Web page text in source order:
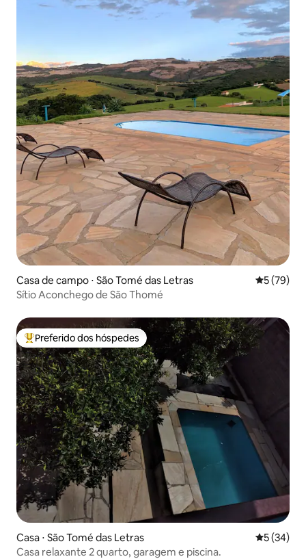
Casa de campo ⋅ São Tomé das Letras 5 de uma
5 (79)
Sítio Aconchego de São Thomé
Entre os melhores preferidos dos hóspedes
Preferido dos hóspedes
Casa ⋅ São Tomé das Letras 5 de uma
5 (34)
Casa relaxante 2 quarto, garagem e piscina.